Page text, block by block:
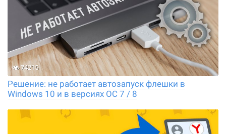
74215
Решение: не работает автозапуск флешки в
Windows 10 и в версиях ОС 7 / 8